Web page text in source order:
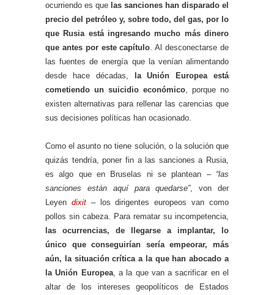
ocurriendo es que las sanciones han disparado el
precio del petróleo y, sobre todo, del gas, por lo
que Rusia está ingresando mucho más dinero
que antes por este capítulo . Al desconectarse de
las fuentes de energía que la venían alimentando
desde hace décadas, la Unión Europea está
cometiendo un suicidio económico , porque no
existen alternativas para rellenar las carencias que
sus decisiones políticas han ocasionado.
Como el asunto no tiene solución, o la solución que
quizás tendría, poner fin a las sanciones a Rusia,
es algo que en Bruselas ni se plantean – “las
sanciones están aquí para quedarse”, von der
Leyen dixit– los dirigentes europeos van como
pollos sin cabeza. Para rematar su incompetencia,
las ocurrencias, de llegarse a implantar, lo
único que conseguirían sería empeorar, más
aún, la situación crítica a la que han abocado a
la Unión Europea, a la que van a sacrificar en el
altar de los intereses geopolíticos de Estados